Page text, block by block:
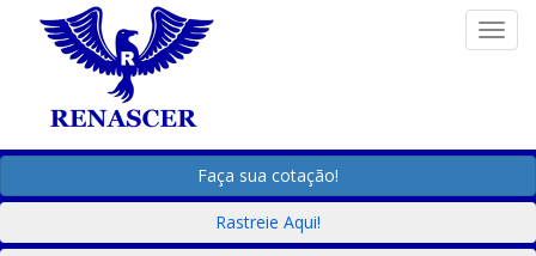
Faça sua cotação!
Rastreie Aqui!